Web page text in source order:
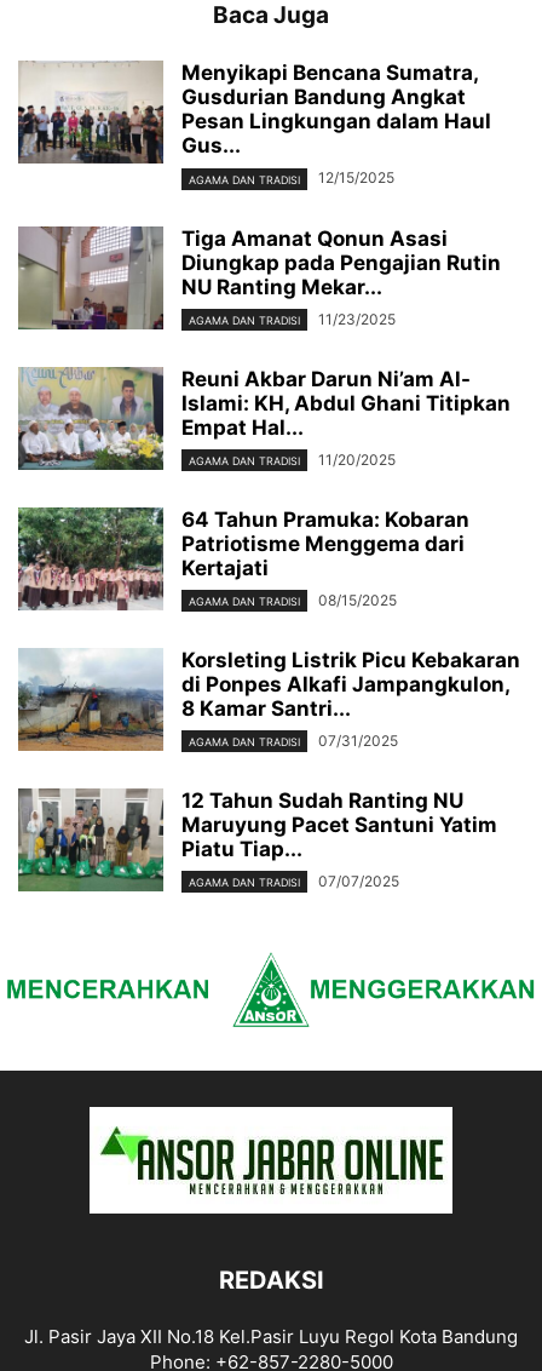
Baca Juga
Menyikapi Bencana Sumatra,
Gusdurian Bandung Angkat
Pesan Lingkungan dalam Haul
Gus...
AGAMA DAN TRADISI 12/15/2025
Tiga Amanat Qonun Asasi
Diungkap pada Pengajian Rutin
NU Ranting Mekar...
AGAMA DAN TRADISI 11/23/2025
Reuni Akbar Darun Ni’am Al-
Islami: KH, Abdul Ghani Titipkan
Empat Hal...
AGAMA DAN TRADISI 11/20/2025
64 Tahun Pramuka: Kobaran
Patriotisme Menggema dari
Kertajati
AGAMA DAN TRADISI 08/15/2025
Korsleting Listrik Picu Kebakaran
di Ponpes Alkafi Jampangkulon,
8 Kamar Santri...
AGAMA DAN TRADISI 07/31/2025
12 Tahun Sudah Ranting NU
Maruyung Pacet Santuni Yatim
Piatu Tiap...
AGAMA DAN TRADISI 07/07/2025
REDAKSI
Jl. Pasir Jaya XII No.18 Kel.Pasir Luyu Regol Kota Bandung
Phone: +62-857-2280-5000